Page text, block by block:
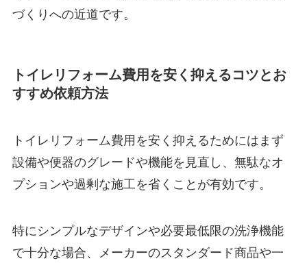
づくりへの近道です。
トイレリフォーム費用を安く抑えるコツとお
すすめ依頼方法
トイレリフォーム費用を安く抑えるためにはまず
設備や便器のグレードや機能を見直し、無駄なオ
プションや過剰な施工を省くことが有効です。
特にシンプルなデザインや必要最低限の洗浄機能
で十分な場合、メーカーのスタンダード商品や一